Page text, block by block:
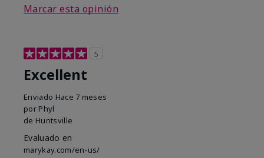
Marcar esta opinión
5
Excellent
Enviado Hace 7 meses
por Phyl
de Huntsville
Evaluado en
marykay.com/en-us/